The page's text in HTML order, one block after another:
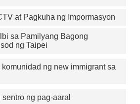
at Pagkuha ng Impormasyon
sa Pamilyang Bagong
ng Taipei
ng new immigrant sa
ng pag-aaral